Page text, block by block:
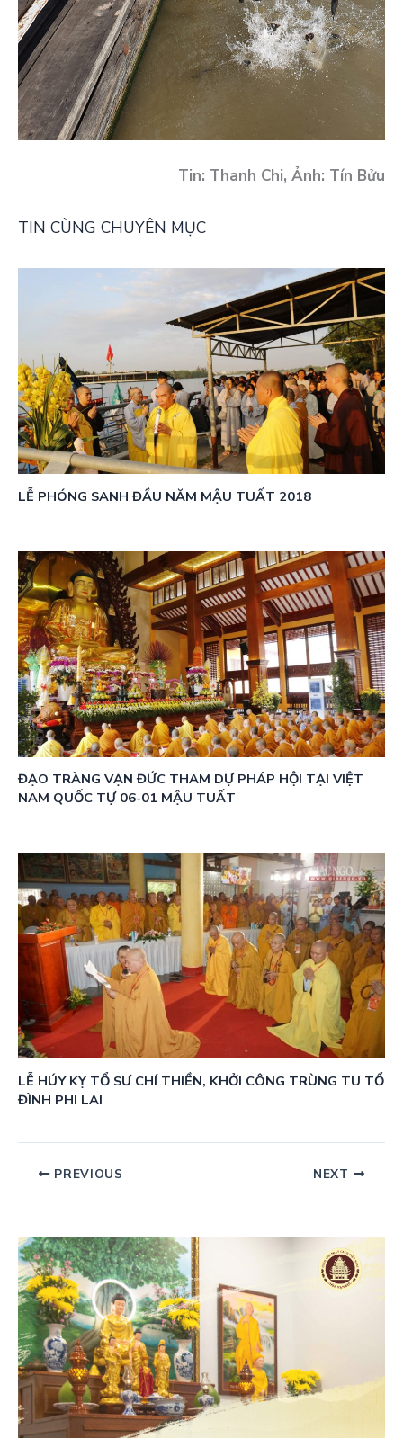
Tin: Thanh Chi, Ảnh: Tín Bửu
TIN CÙNG CHUYÊN MỤC
LỄ PHÓNG SANH ĐẦU NĂM MẬU TUẤT 2018
ĐẠO TRÀNG VẠN ĐỨC THAM DỰ PHÁP HỘI TẠI VIỆT
NAM QUỐC TỰ 06-01 MẬU TUẤT
LỄ HÚY KỴ TỔ SƯ CHÍ THIỀN, KHỞI CÔNG TRÙNG TU TỔ
ĐÌNH PHI LAI
PREVIOUS NEXT